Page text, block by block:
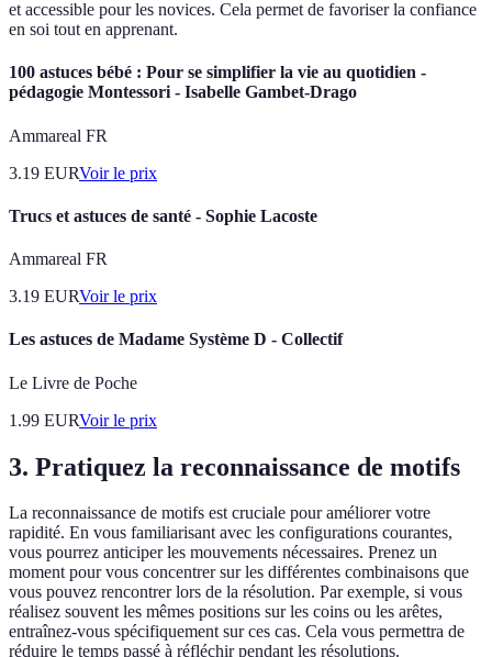
et accessible pour les novices. Cela permet de favoriser la confiance
en soi tout en apprenant.
100 astuces bébé : Pour se simplifier la vie au quotidien -
pédagogie Montessori - Isabelle Gambet-Drago
Ammareal FR
3.19 EURVoir le prix
Trucs et astuces de santé - Sophie Lacoste
Ammareal FR
3.19 EURVoir le prix
Les astuces de Madame Système D - Collectif
Le Livre de Poche
1.99 EURVoir le prix
3. Pratiquez la reconnaissance de motifs
La reconnaissance de motifs est cruciale pour améliorer votre
rapidité. En vous familiarisant avec les configurations courantes,
vous pourrez anticiper les mouvements nécessaires. Prenez un
moment pour vous concentrer sur les différentes combinaisons que
vous pouvez rencontrer lors de la résolution. Par exemple, si vous
réalisez souvent les mêmes positions sur les coins ou les arêtes,
entraînez-vous spécifiquement sur ces cas. Cela vous permettra de
réduire le temps passé à réfléchir pendant les résolutions.